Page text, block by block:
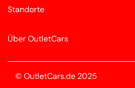
Standorte
Über OutletCars
© OutletCars.de 2025